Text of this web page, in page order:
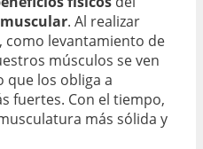
. Al realizar
como levantamiento de
músculos se ven
que los obliga a
fuertes. Con el tiempo,
más sólida y